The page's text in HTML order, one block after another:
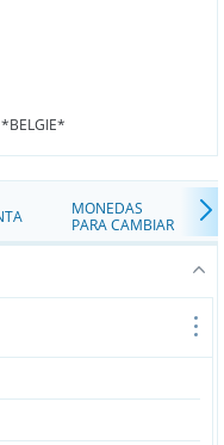
MONEDAS
PARA CAMBIAR